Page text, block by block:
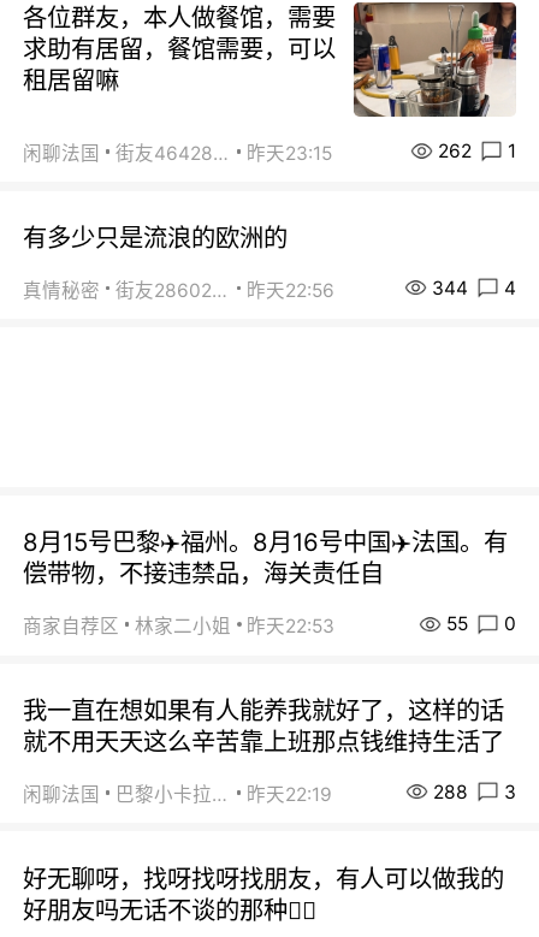
各位群友，本人做餐馆，需要
求助有居留，餐馆需要，可以
租居留嘛
闲聊法国 街友46428878 昨天23:15 262 1
有多少只是流浪的欧洲的
真情秘密 街友28602925 昨天22:56 344 4
8月15号巴黎✈️福州。8月16号中国✈️法国。有
偿带物，不接违禁品，海关责任自
商家自荐区 林家二小姐 昨天22:53 55 0
我一直在想如果有人能养我就好了，这样的话
就不用天天这么辛苦靠上班那点钱维持生活了
闲聊法国 巴黎小卡拉咪 昨天22:19 288 3
好无聊呀，找呀找呀找朋友，有人可以做我的
好朋友吗无话不谈的那种😮‍💨